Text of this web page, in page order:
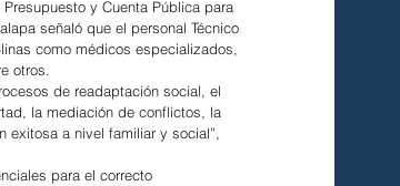
y Cuenta Pública para
señaló que el personal Técnico
como médicos especializados,
otros.
de readaptación social, el
la mediación de conflictos, la
exitosa a nivel familiar y social”,
para el correcto